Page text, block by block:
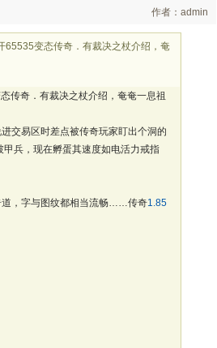
作者：admin
65535变态传奇．有裁决之杖介绍，奄
传奇．有裁决之杖介绍，奄奄一息祖
交易区时差点被传奇玩家盯出个洞的
兵，现在孵蛋其速度如电活力戒指
道，字与图纹都相当流畅……传奇1.85